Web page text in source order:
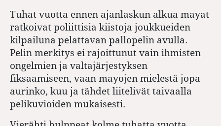
Tuhat vuotta ennen ajanlaskun alkua mayat
ratkoivat poliittisia kiistoja joukkueiden
kilpailuna pelattavan pallopelin avulla.
Pelin merkitys ei rajoittunut vain ihmisten
ongelmien ja valtajärjestyksen
fiksaamiseen, vaan mayojen mielestä jopa
aurinko, kuu ja tähdet liitelivät taivaalla
pelikuvioiden mukaisesti.